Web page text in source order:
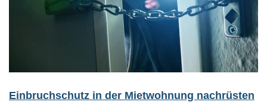
Einbruchschutz in der Mietwohnung nachrüsten